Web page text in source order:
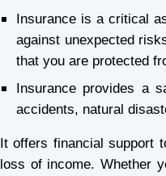
Insurance is a critical
against unexpected
that you are protected
Insurance provides a
accidents, natural
It offers financial support
loss of income. Whether